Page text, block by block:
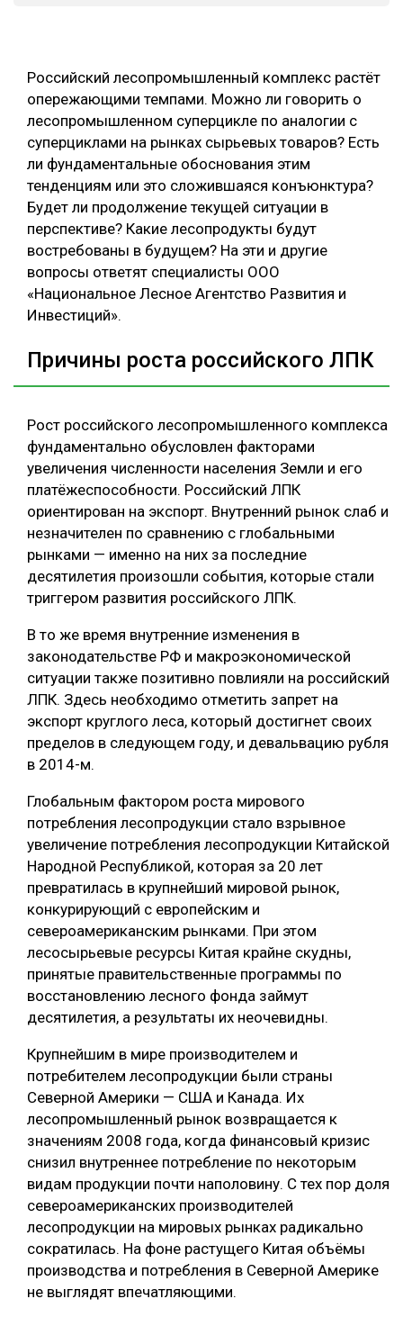
Российский лесопромышленный комплекс растёт
опережающими темпами. Можно ли говорить о
лесопромышленном суперцикле по аналогии с
суперциклами на рынках сырьевых товаров? Есть
ли фундаментальные обоснования этим
тенденциям или это сложившаяся конъюнктура?
Будет ли продолжение текущей ситуации в
перспективе? Какие лесопродукты будут
востребованы в будущем? На эти и другие
вопросы ответят специалисты ООО
«Национальное Лесное Агентство Развития и
Инвестиций».
Причины роста российского ЛПК
Рост российского лесопромышленного комплекса
фундаментально обусловлен факторами
увеличения численности населения Земли и его
платёжеспособности. Российский ЛПК
ориентирован на экспорт. Внутренний рынок слаб и
незначителен по сравнению с глобальными
рынками — именно на них за последние
десятилетия произошли события, которые стали
триггером развития российского ЛПК.
В то же время внутренние изменения в
законодательстве РФ и макроэкономической
ситуации также позитивно повлияли на российский
ЛПК. Здесь необходимо отметить запрет на
экспорт круглого леса, который достигнет своих
пределов в следующем году, и девальвацию рубля
в 2014-м.
Глобальным фактором роста мирового
потребления лесопродукции стало взрывное
увеличение потребления лесопродукции Китайской
Народной Республикой, которая за 20 лет
превратилась в крупнейший мировой рынок,
конкурирующий с европейским и
североамериканским рынками. При этом
лесосырьевые ресурсы Китая крайне скудны,
принятые правительственные программы по
восстановлению лесного фонда займут
десятилетия, а результаты их неочевидны.
Крупнейшим в мире производителем и
потребителем лесопродукции были страны
Северной Америки — США и Канада. Их
лесопромышленный рынок возвращается к
значениям 2008 года, когда финансовый кризис
снизил внутреннее потребление по некоторым
видам продукции почти наполовину. С тех пор доля
североамериканских производителей
лесопродукции на мировых рынках радикально
сократилась. На фоне растущего Китая объёмы
производства и потребления в Северной Америке
не выглядят впечатляющими.